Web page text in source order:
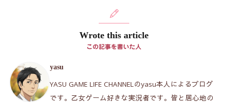
Wrote this article
この記事を書いた人
yasu
YASU GAME LIFE CHANNELのyasu本人によるブログ
です。乙女ゲーム好きな実況者です。皆と居心地の